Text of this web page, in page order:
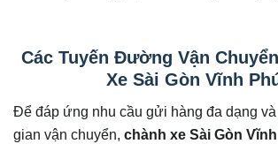
Các Tuyến Đường Vận
Xe Sài Gòn Vĩnh
Để đáp ứng nhu cầu gửi hàng đa dạng
gian vận chuyển, chành xe Sài Gòn